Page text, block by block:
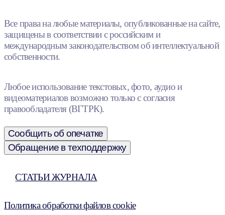
Все права на любые материалы, опубликованные на сайте,
защищены в соответствии с российским и
международным законодательством об интеллектуальной
собственности.
Любое использование текстовых, фото, аудио и
видеоматериалов возможно только с согласия
правообладателя (ВГТРК).
Сообщить об опечатке
Обращение в техподдержку
СТАТЬИ ЖУРНАЛА
Политика обработки файлов cookie